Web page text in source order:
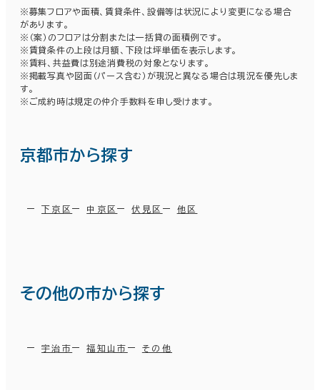
※募集フロアや面積、賃貸条件、設備等は状況により変更になる場合
があります。
※（案）のフロアは分割または一括貸の面積例です。
※賃貸条件の上段は月額、下段は坪単価を表示します。
※賃料、共益費は別途消費税の対象となります。
※掲載写真や図面（パース含む）が現況と異なる場合は現況を優先しま
す。
※ご成約時は規定の仲介手数料を申し受けます。
京都市から探す
下京区 中京区 伏見区 他区
その他の市から探す
宇治市 福知山市 その他